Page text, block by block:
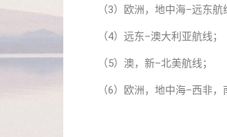
（3）欧洲，地中海–远东航
（4）远东–澳大利亚航线；
（5）澳，新–北美航线；
（6）欧洲，地中海–西非，